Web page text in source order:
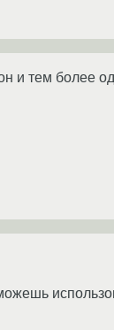
и тем более